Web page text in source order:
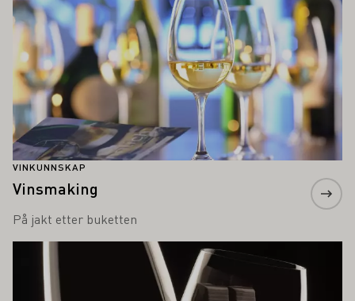
VINKUNNSKAP
Vinsmaking
På jakt etter buketten